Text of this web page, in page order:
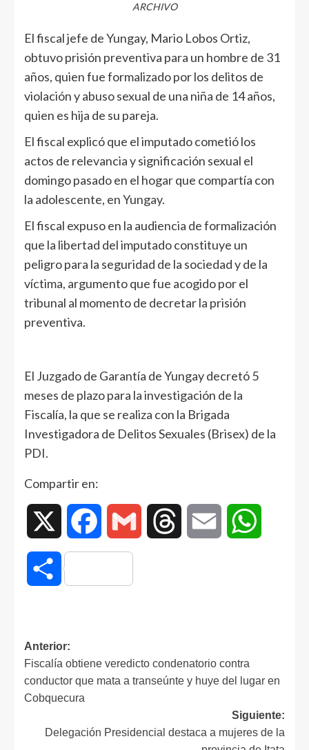
ARCHIVO
El fiscal jefe de Yungay, Mario Lobos Ortiz,
obtuvo prisión preventiva para un hombre de 31
años, quien fue formalizado por los delitos de
violación y abuso sexual de una niña de 14 años,
quien es hija de su pareja.
El fiscal explicó que el imputado cometió los
actos de relevancia y significación sexual el
domingo pasado en el hogar que compartía con
la adolescente, en Yungay.
El fiscal expuso en la audiencia de formalización
que la libertad del imputado constituye un
peligro para la seguridad de la sociedad y de la
víctima, argumento que fue acogido por el
tribunal al momento de decretar la prisión
preventiva.
El Juzgado de Garantía de Yungay decretó 5
meses de plazo para la investigación de la
Fiscalía, la que se realiza con la Brigada
Investigadora de Delitos Sexuales (Brisex) de la
PDI.
Compartir en:
Facebook Gmail Threads Email
Compartir
Anterior:
Fiscalía obtiene veredicto condenatorio contra
conductor que mata a transeúnte y huye del lugar en
Cobquecura
Siguiente:
Delegación Presidencial destaca a mujeres de la